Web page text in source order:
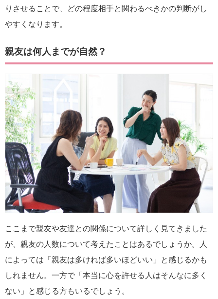
りさせることで、どの程度相手と関わるべきかの判断がし
やすくなります。
親友は何人までが自然？
ここまで親友や友達との関係について詳しく見てきました
が、親友の人数について考えたことはあるでしょうか。人
によっては「親友は多ければ多いほどいい」と感じるかも
しれません。一方で「本当に心を許せる人はそんなに多く
ない」と感じる方もいるでしょう。